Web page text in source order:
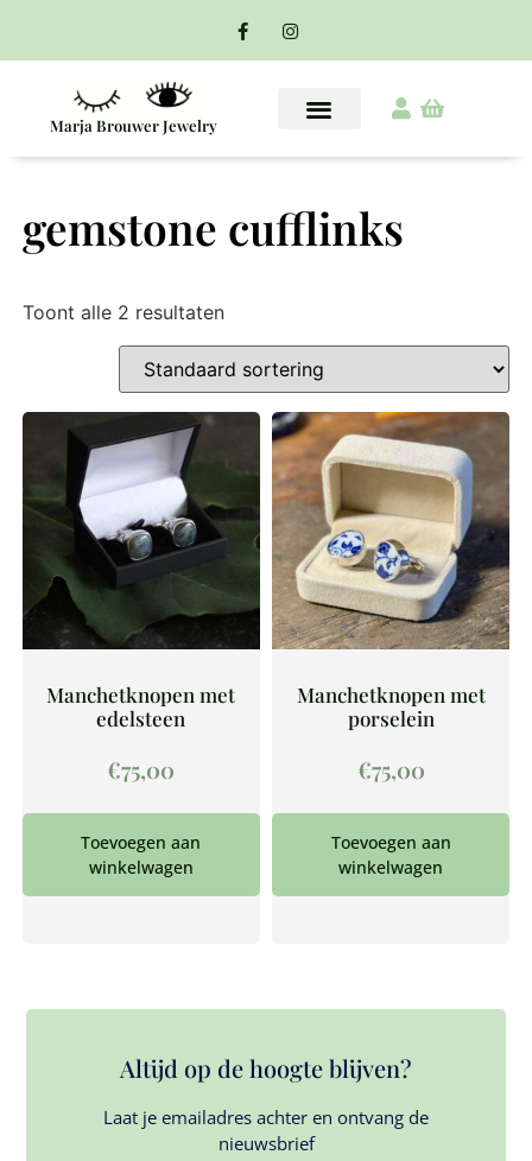
Marja Brouwer Jewelry
gemstone cufflinks
Toont alle 2 resultaten
Manchetknopen met
edelsteen
€75,00
Toevoegen aan
winkelwagen
Manchetknopen met
porselein
€75,00
Toevoegen aan
winkelwagen
Altijd op de hoogte blijven?
Laat je emailadres achter en ontvang de
nieuwsbrief